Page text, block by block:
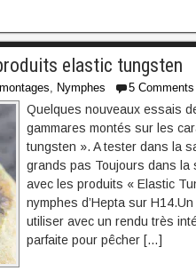
elastic tungsten
, Nymphes 5 Comments
Quelques nouveaux essais
gammares montés sur les
tungsten ». A tester dans la
grands pas Toujours dans la
avec les produits « Elastic
nymphes d’Hepta sur
utiliser avec un rendu très
parfaite pour pêcher […]